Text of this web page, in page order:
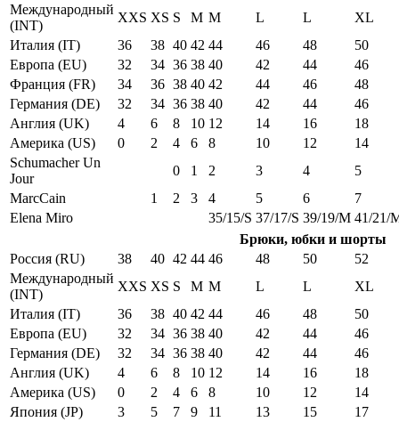
Международный
(INT)
XXS XS S M M L L
XL
Италия (IT)
36 38 40 42 44 46 48
50
Европа (EU)
32 34 36 38 40 42 44
46
Франция (FR)
34 36 38 40 42 44 46
48
Германия (DE)
32 34 36 38 40 42 44
46
Англия (UK)
4 6 8 10 12 14 16
18
Америка (US)
0 2 4 6 8 10 12
14
Schumacher Un
Jour
0 1 2 3 4
5
MarcCain
1 2 3 4 5 6
7
Elena Miro
35/15/S 37/17/S 39/19/M 41/21/
Брюки, юбки и шорты
Россия (RU)
38 40 42 44 46 48 50
52
Международный
(INT)
XXS XS S M M L L
XL
Италия (IT)
36 38 40 42 44 46 48
50
Европа (EU)
32 34 36 38 40 42 44
46
Германия (DE)
32 34 36 38 40 42 44
46
Англия (UK)
4 6 8 10 12 14 16
18
Америка (US)
0 2 4 6 8 10 12
14
Япония (JP)
3 5 7 9 11 13 15
17